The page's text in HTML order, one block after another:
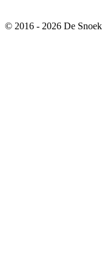
© 2016 - 2026 De